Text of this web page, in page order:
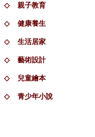
◇ 親子教育
◇ 健康養生
◇ 生活居家
◇ 藝術設計
◇ 兒童繪本
◇ 青少年小說